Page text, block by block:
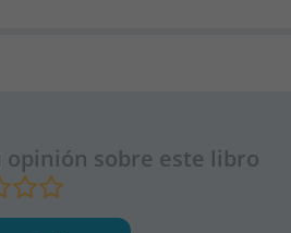
sobre este libro